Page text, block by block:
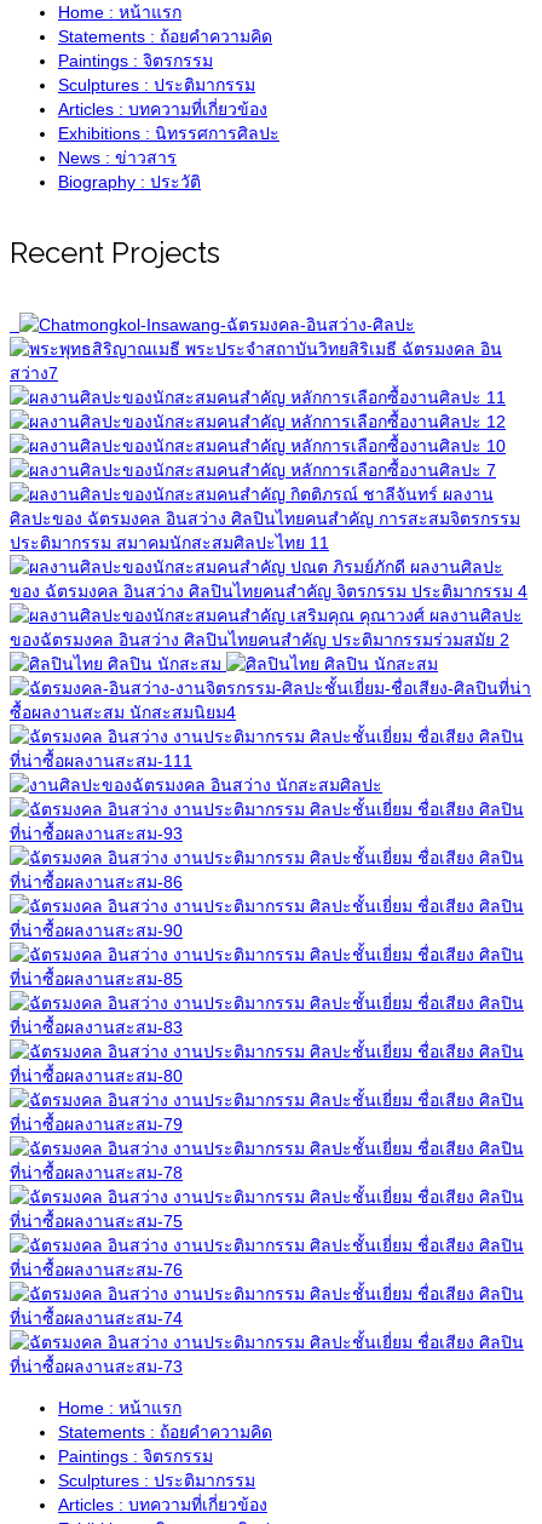
Home : หน้าแรก
Statements : ถ้อยคำความคิด
Paintings : จิตรกรรม
Sculptures : ประติมากรรม
Articles : บทความที่เกี่ยวข้อง
Exhibitions : นิทรรศการศิลปะ
News : ข่าวสาร
Biography : ประวัติ
Recent Projects
Home : หน้าแรก
Statements : ถ้อยคำความคิด
Paintings : จิตรกรรม
Sculptures : ประติมากรรม
Articles : บทความที่เกี่ยวข้อง